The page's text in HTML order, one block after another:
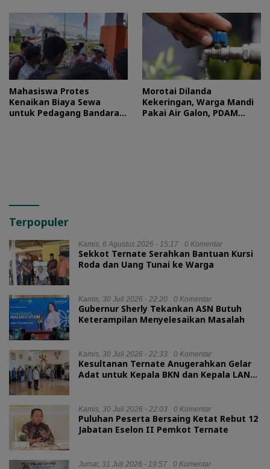
Mahasiswa Protes
Kenaikan Biaya Sewa
untuk Pedagang Bandara
Morotai Dilanda
Kekeringan, Warga Mandi
Pakai Air Galon, PDAM
Terpopuler
Kamis, 6 Agustus 2026 - 15:17 0 Komentar
Sekkot Ternate Serahkan Bantuan Kursi
Roda dan Uang Tunai ke Warga
Kamis, 30 Juli 2026 - 22:20 0 Komentar
Gubernur Sherly Tekankan ASN Butuh
Keterampilan Menyelesaikan Masalah
Kamis, 30 Juli 2026 - 22:33 0 Komentar
Kesultanan Ternate Anugerahkan Gelar
Adat untuk Kepala BKN dan Kepala LAN
Kamis, 30 Juli 2026 - 22:03 0 Komentar
Puluhan Peserta Bersaing Ketat Rebut 12
Jabatan Eselon II Pemkot Ternate
Jumat, 31 Juli 2026 - 19:57 0 Komentar